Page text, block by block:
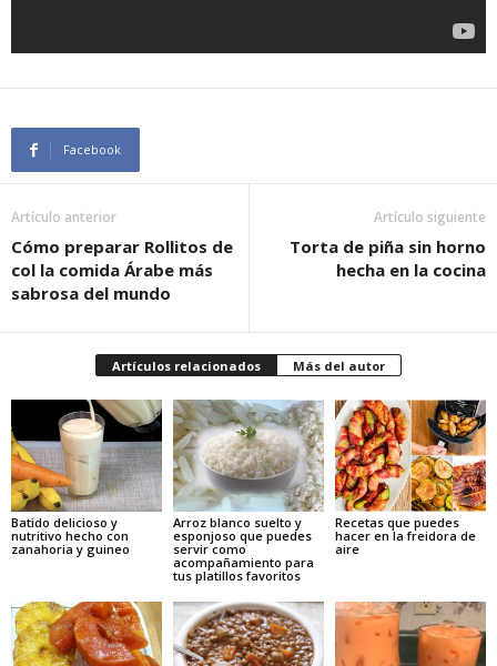
Facebook
Artículo anterior
Cómo preparar Rollitos de
col la comida Árabe más
sabrosa del mundo
Artículo siguiente
Torta de piña sin horno
hecha en la cocina
Artículos relacionados Más del autor
Batido delicioso y
nutritivo hecho con
zanahoria y guineo
Arroz blanco suelto y
esponjoso que puedes
servir como
acompañamiento para
tus platillos favoritos
Recetas que puedes
hacer en la freidora de
aire